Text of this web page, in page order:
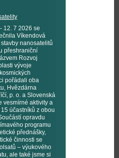
12. 7 2026 se
Víkendová
nanosatelitů
přeshraniční
Rozvoj
vývoje
pořádali oba
Hvězdárna
p. o. a Slovenská
vesmírné aktivity a
účastníků z obou
opravdu
programu
přednášky,
činnosti se
– výukového
ale také jsme si